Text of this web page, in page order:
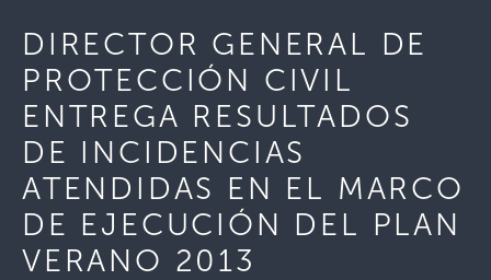
DIRECTOR GENERAL DE
PROTECCIÓN CIVIL
ENTREGA RESULTADOS
DE INCIDENCIAS
ATENDIDAS EN EL MARCO
DE EJECUCIÓN DEL PLAN
VERANO 2013